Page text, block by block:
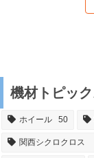
機材トピッ
ホイール 50
関西シクロクロス